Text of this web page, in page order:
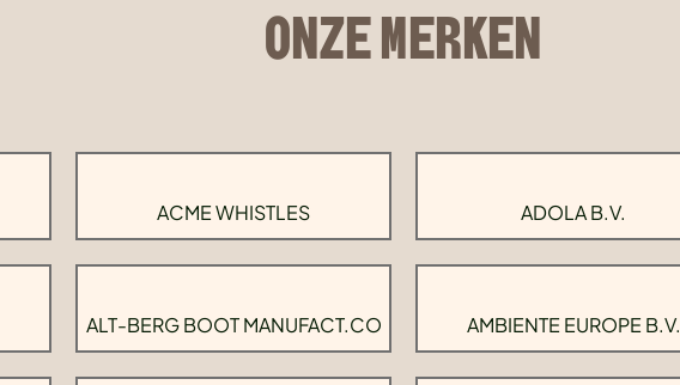
ONZE MERKEN
ACME WHISTLES ADOLA B.V.
ALT-BERG BOOT MANUFACT.CO AMBIENTE EUROPE B.V.